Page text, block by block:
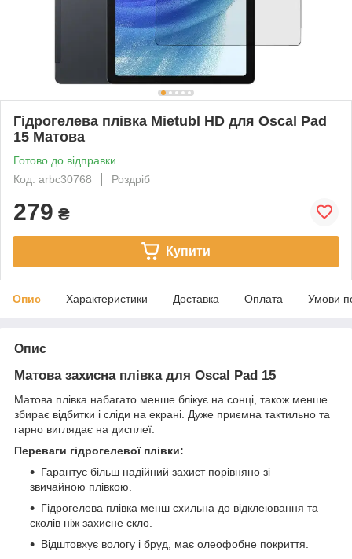
Гідрогелева плівка Mietubl HD для Oscal Pad
15 Матова
Готово до відправки
Код: arbc30768
Роздріб
279 ₴
Купити
Опис Характеристики Доставка Оплата Умови
Опис
Матова захисна плівка для Oscal Pad 15
Матова плівка набагато менше блікує на сонці, також менше
збирає відбитки і сліди на екрані. Дуже приємна тактильно та
гарно виглядає на дисплеї.
Переваги гідрогелевої плівки:
Гарантує більш надійний захист порівняно зі
звичайною плівкою.
Гідрогелева плівка менш схильна до відклеювання та
сколів ніж захисне скло.
Відштовхує вологу і бруд, має олеофобне покриття.